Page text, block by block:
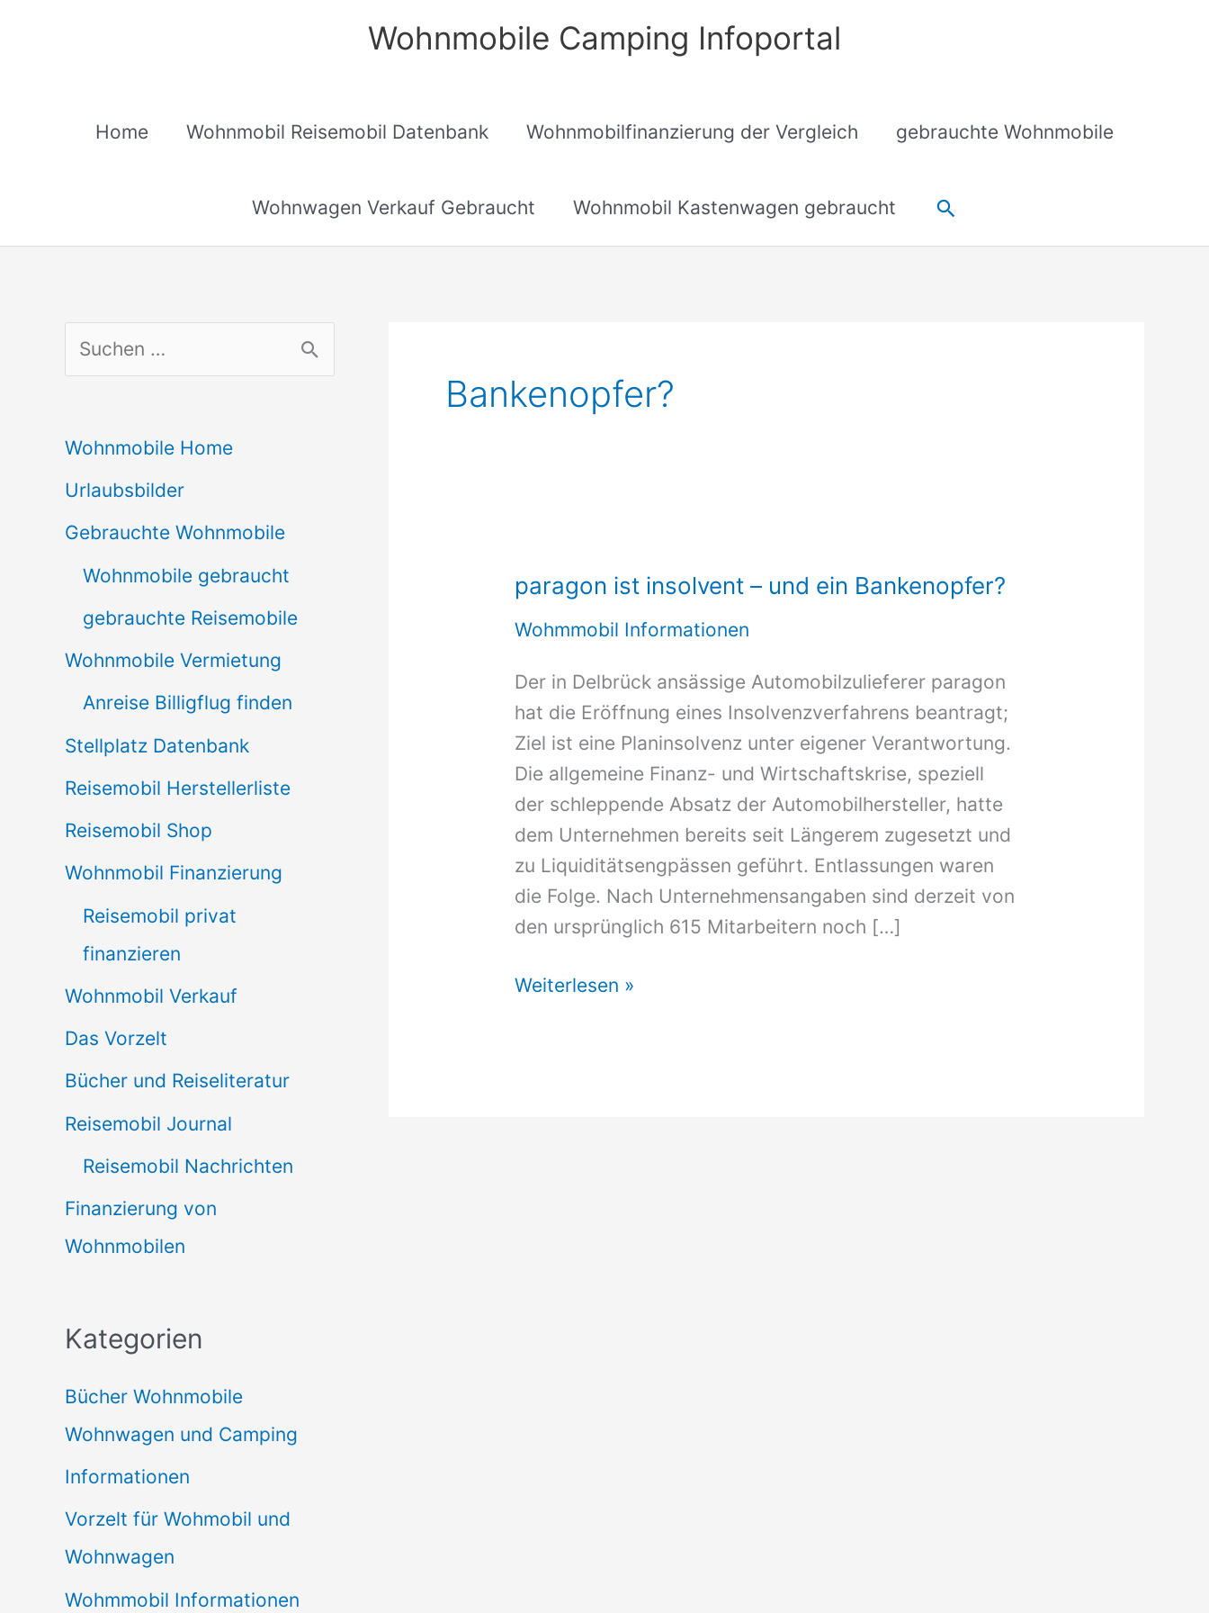
Wohnmobile Camping Infoportal
Home Wohnmobil Reisemobil Datenbank Wohnmobilfinanzierung der Vergleich gebrauchte Wohnmobile
Wohnwagen Verkauf Gebraucht Wohnmobil Kastenwagen gebraucht Suchen
u
h
e
n
Wohnmobile Home
Urlaubsbilder
Gebrauchte Wohnmobile
Wohnmobile gebraucht
gebrauchte Reisemobile
Wohnmobile Vermietung
Anreise Billigflug finden
Stellplatz Datenbank
Reisemobil Herstellerliste
Reisemobil Shop
Wohnmobil Finanzierung
Reisemobil privat
finanzieren
Wohnmobil Verkauf
Das Vorzelt
Bücher und Reiseliteratur
Reisemobil Journal
Reisemobil Nachrichten
Finanzierung von
Wohnmobilen
Kategorien
Bücher Wohnmobile
Wohnwagen und Camping
Informationen
Vorzelt für Wohmobil und
Wohnwagen
Wohmmobil Informationen
Bankenopfer?
paragon ist insolvent – und ein Bankenopfer?
Wohmmobil Informationen
Der in Delbrück ansässige Automobilzulieferer paragon
hat die Eröffnung eines Insolvenzverfahrens beantragt;
Ziel ist eine Planinsolvenz unter eigener Verantwortung.
Die allgemeine Finanz- und Wirtschaftskrise, speziell
der schleppende Absatz der Automobilhersteller, hatte
dem Unternehmen bereits seit Längerem zugesetzt und
zu Liquiditätsengpässen geführt. Entlassungen waren
die Folge. Nach Unternehmensangaben sind derzeit von
den ursprünglich 615 Mitarbeitern noch […]
paragon
Weiterlesen »